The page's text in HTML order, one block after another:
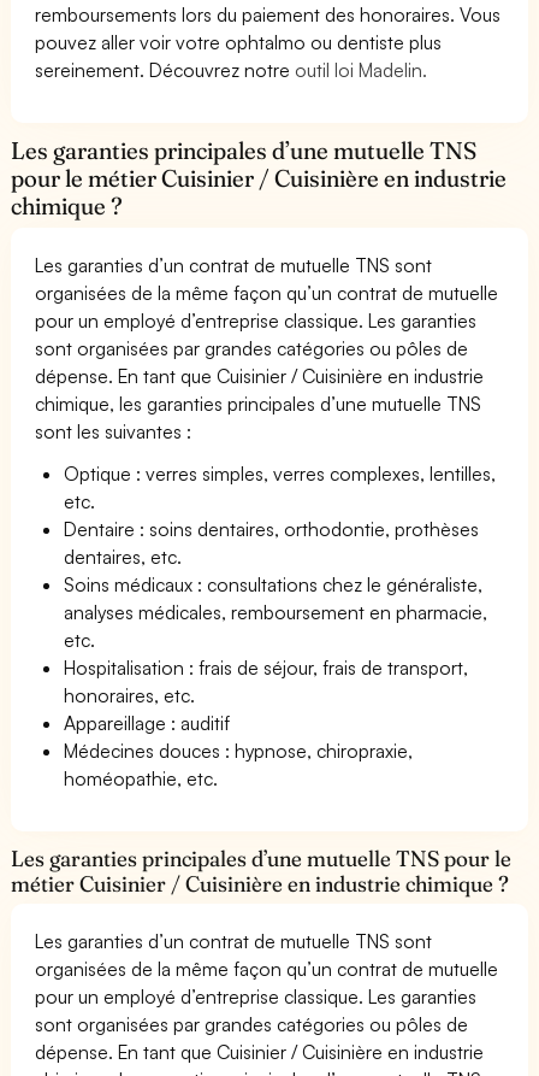
remboursements lors du paiement des honoraires. Vous
pouvez aller voir votre ophtalmo ou dentiste plus
sereinement. Découvrez notre outil loi Madelin.
Les garanties principales d’une mutuelle TNS
pour le métier Cuisinier / Cuisinière en industrie
chimique ?
Les garanties d’un contrat de mutuelle TNS sont
organisées de la même façon qu’un contrat de mutuelle
pour un employé d’entreprise classique. Les garanties
sont organisées par grandes catégories ou pôles de
dépense. En tant que Cuisinier / Cuisinière en industrie
chimique, les garanties principales d’une mutuelle TNS
sont les suivantes :
Optique : verres simples, verres complexes, lentilles,
etc.
Dentaire : soins dentaires, orthodontie, prothèses
dentaires, etc.
Soins médicaux : consultations chez le généraliste,
analyses médicales, remboursement en pharmacie,
etc.
Hospitalisation : frais de séjour, frais de transport,
honoraires, etc.
Appareillage : auditif
Médecines douces : hypnose, chiropraxie,
homéopathie, etc.
Les garanties principales d’une mutuelle TNS pour le
métier Cuisinier / Cuisinière en industrie chimique ?
Les garanties d’un contrat de mutuelle TNS sont
organisées de la même façon qu’un contrat de mutuelle
pour un employé d’entreprise classique. Les garanties
sont organisées par grandes catégories ou pôles de
dépense. En tant que Cuisinier / Cuisinière en industrie